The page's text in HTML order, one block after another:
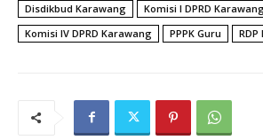
Disdikbud Karawang
Komisi I DPRD
Komisi IV DPRD Karawang
PPPK Guru RDP